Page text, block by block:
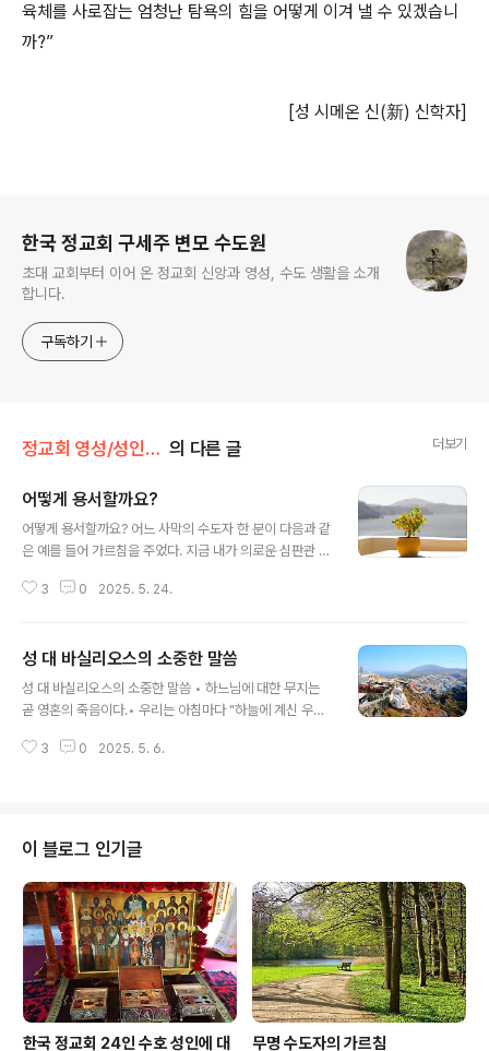
육체를 사로잡는 엄청난 탐욕의 힘을 어떻게 이겨 낼 수 있겠습니
까?”
[성 시메온 신(新) 신학자]
한국 정교회 구세주 변모 수도원
초대 교회부터 이어 온 정교회 신앙과 영성, 수도 생활을 소개
합니다.
구독하기
정교회 영성/성인의 가르침 의 다른 글 더보기
어떻게 용서할까요?
어떻게 용서할까요? 어느 사막의 수도자 한 분이 다음과 같
은 예를 들어 가르침을 주었다. 지금 내가 의로운 심판관 주
그런 후에 나는 너에게 물어 볼 것이다. "네가 나에게 바라
의 형제에게 자비를 베풀어라""만약 네가 다시 나에게 ‘저
를 용서해 주십시오’하고 말하면 나는 너에게 다음과같이
대답할 것이다."“너도 너에게 잘못한 형제를 용서해 주어
판결을 잘못 내렸다고 판단하느냐?형제들이여, 우리가 심
3 0 2025. 5. 24.
성 대 바실리오스의 소중한 말씀
성 대 바실리오스의 소중한 말씀 • 하느님에 대한 무지는
곧 영혼의 죽음이다.• 우리는 아침마다 "하늘에 계신 우리
를 고아처럼 지낼 수도 있다. • 기도하지 않으면 나 자신의
3 0 2025. 5. 6.
이 블로그 인기글
한국 정교회 24인 수호 성인에 대
무명 수도자의 가르침